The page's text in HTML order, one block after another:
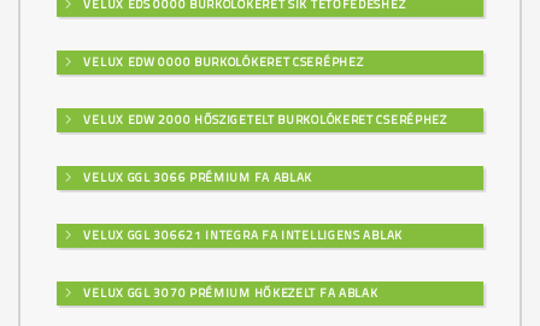
VELUX EDS 0000 BURKOLÓKERET SÍK TETŐFEDÉSHEZ
VELUX EDW 0000 BURKOLÓKERET CSERÉPHEZ
VELUX EDW 2000 HŐSZIGETELT BURKOLÓKERET CSERÉPHEZ
VELUX GGL 3066 PRÉMIUM FA ABLAK
VELUX GGL 306621 INTEGRA FA INTELLIGENS ABLAK
VELUX GGL 3070 PRÉMIUM HŐKEZELT FA ABLAK